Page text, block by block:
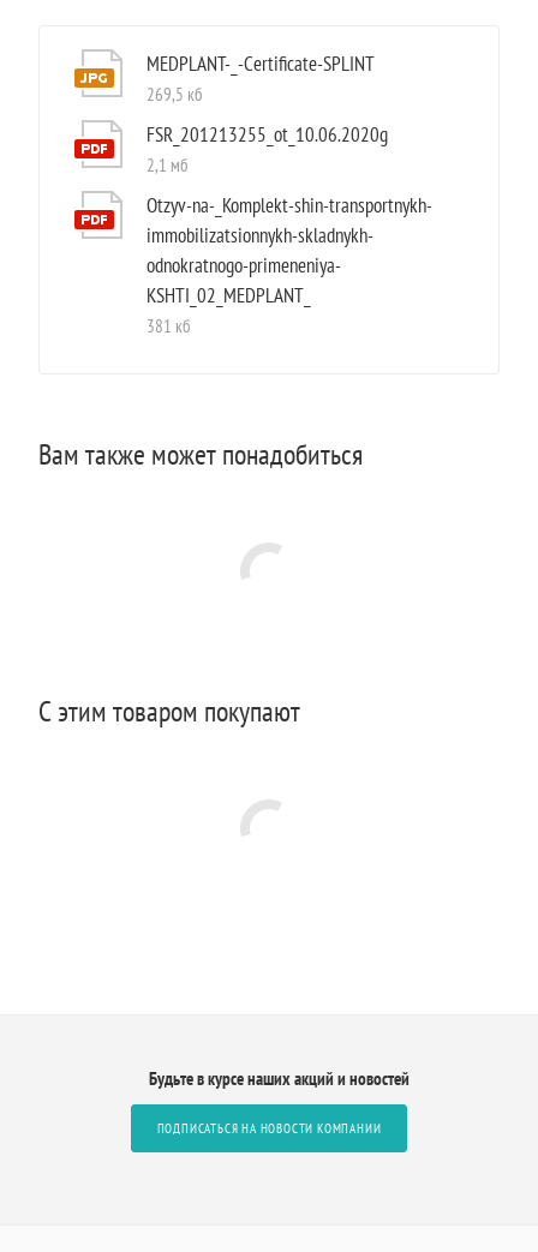
MEDPLANT-_-Certificate-SPLINT
269,5 кб
FSR_201213255_ot_10.06.2020g
2,1 мб
Otzyv-na-_Komplekt-shin-transportnykh-
immobilizatsionnykh-skladnykh-
odnokratnogo-primeneniya-
KSHTI_02_MEDPLANT_
381 кб
Вам также может понадобиться
С этим товаром покупают
Будьте в курсе наших акций и новостей
ПОДПИСАТЬСЯ НА НОВОСТИ КОМПАНИИ